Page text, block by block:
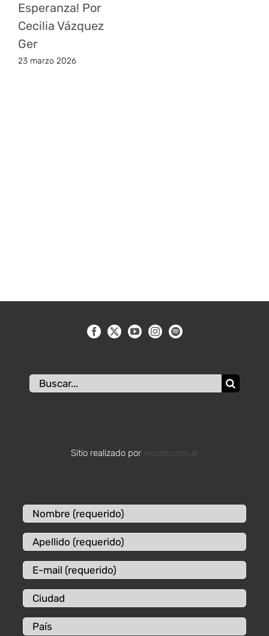
Esperanza! Por
Cecilia Vázquez
Ger
23 marzo 2026
Buscar:
Sitio realizado por wololo.com.ar